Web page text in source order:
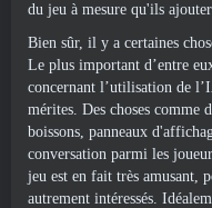
du jeu à mesure qu'ils
Bien sûr, il y a certaines
Le plus important d’entre
concernant l’utilisation de
mérites. Des choses comme
boissons, panneaux
conversation parmi les
jeu est en fait très amusant,
autrement intéressés.